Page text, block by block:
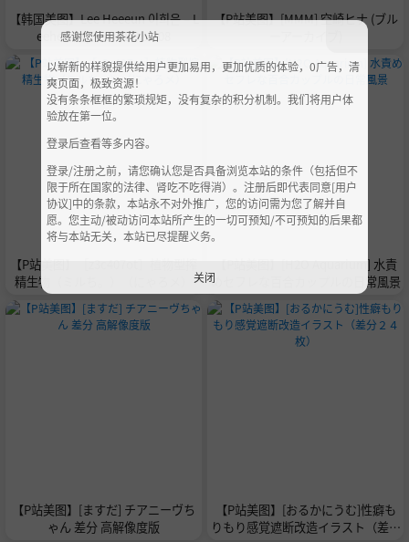
【韩国美图】Lee Heeeun 이희은 – L
eehee Express LEBE-008
【P站美图】[MMM] 空崎ヒナ (ブル
【P站美图】［z3c407ot］植物型搾
精生物（ミルち。）（にゃろメ）
【P站美图】[H2O Aquarium] 水責
めセフレな百合カップルの日常風景
【P站美图】[ますだ] チアニーヴち
ゃん 差分 高解像度版
【P站美图】[おるかにうむ]性癖も
りもり感覚遮断改造イラスト（差分
感谢您使用茶花小站
以崭新的样貌提供给用户更加易用，更加优质的体验，0广告，清
爽页面，极致资源！
没有条条框框的繁琐规矩，没有复杂的积分机制。我们将用户体
验放在第一位。
登录后查看等多内容。
登录/注册之前，请您确认您是否具备浏览本站的条件（包括但不
限于所在国家的法律、肾吃不吃得消）。注册后即代表同意[用户
协议]中的条款，本站永不对外推广，您的访问需为您了解并自
愿。您主动/被动访问本站所产生的一切可预知/不可预知的后果都
将与本站无关，本站已尽提醒义务。
关闭